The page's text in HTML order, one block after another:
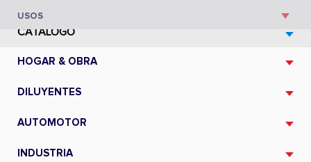
CATÁLOGO
HOGAR & OBRA
DILUYENTES
AUTOMOTOR
INDUSTRIA